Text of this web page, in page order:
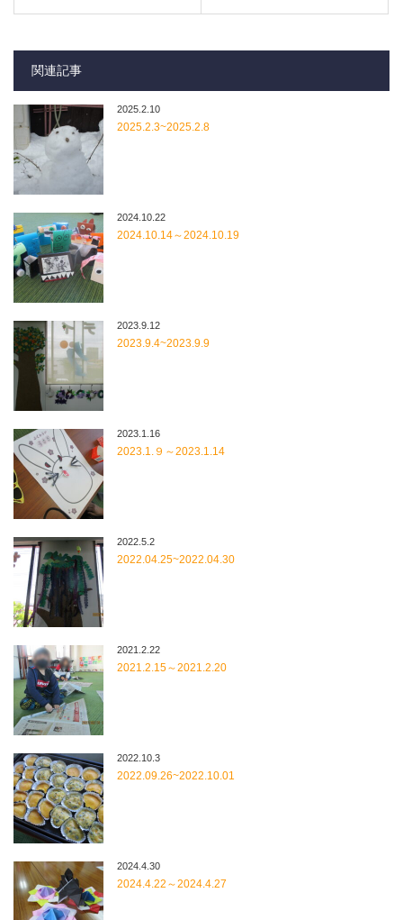
関連記事
2025.2.10
2025.2.3~2025.2.8
2024.10.22
2024.10.14～2024.10.19
2023.9.12
2023.9.4~2023.9.9
2023.1.16
2023.1.９～2023.1.14
2022.5.2
2022.04.25~2022.04.30
2021.2.22
2021.2.15～2021.2.20
2022.10.3
2022.09.26~2022.10.01
2024.4.30
2024.4.22～2024.4.27